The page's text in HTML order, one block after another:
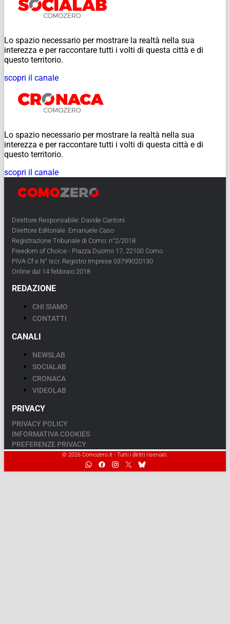
Lo spazio necessario per mostrare la realtà nella sua
interezza e per raccontare tutti i volti di questa città e di
questo territorio.
scopri il canale
Lo spazio necessario per mostrare la realtà nella sua
interezza e per raccontare tutti i volti di questa città e di
questo territorio.
scopri il canale
Direttore Responsabile: Davide Cantoni
Direttore Editoriale: Emanuele Caso
Registrazione Tribunale di Como: n°2/2018
Freedom of Choice - Piazza Duomo 17, 22100 Como
PIVA Cf e N° Iscr. Registro Imprese 03799020130
Online dal 14 febbraio 2018
REDAZIONE
CHI SIAMO
CONTATTI
CANALI
NEWSLAB
SOCIALAB
CRONACA
VIDEOLAB
PRIVACY
PRIVACY POLICY
INFORMATIVA COOKIES
PREFERENZE PRIVACY
© 2026 Comozero.it - Tutti i diritti riservati.